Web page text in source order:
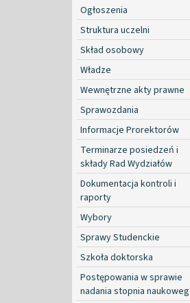
Ogłoszenia
Struktura uczelni
Skład osobowy
Władze
Wewnętrzne akty prawne
Sprawozdania
Informacje Prorektorów
Terminarze posiedzeń i
składy Rad Wydziałów
Dokumentacja kontroli i
raporty
Wybory
Sprawy Studenckie
Szkoła doktorska
Postępowania w sprawie
nadania stopnia